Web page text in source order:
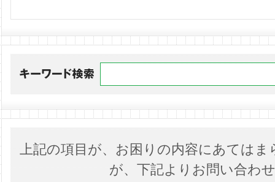
上記の項目が、お困りの内容にあては
が、下記よりお問い合わ